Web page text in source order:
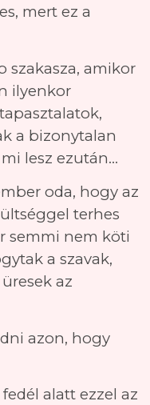
mert ez a
szakasza, amikor
ilyenkor
a bizonytalan
lesz ezután…
oda, hogy az
terhes
semmi nem köti
a szavak,
az
azon, hogy
alatt ezzel az